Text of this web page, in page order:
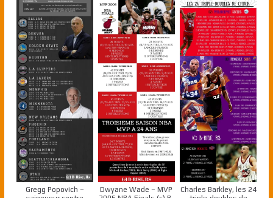
Gregg Popovich –
Dwyane Wade – MVP
Charles Barkley, les 24